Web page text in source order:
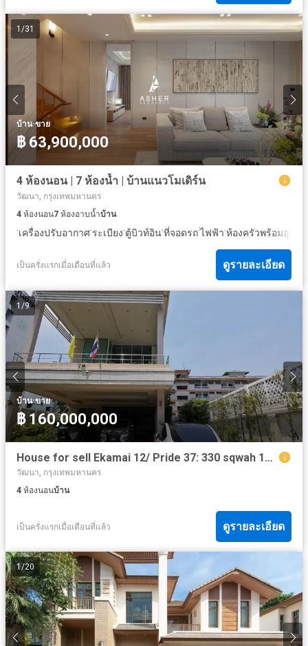
1 /31
บ้าน·ขาย
฿ 63,900,000
4 ห้องนอน | 7 ห้องน้ำ | บ้านแนวโมเดิร์น
วัฒนา, กรุงเทพมหานคร
4 ห้องนอน7 ห้องอาบน้ำบ้าน
·เครื่องปรับอากาศ·ระเบียง·ตู้บิวท์อิน·ที่จอดรถ·ไฟฟ้า·ห้องครัวพร้อมอุปก
เป็นครั่งแรกเมื่อเดือนที่แล้ว ดูรายละเอียด
1 /9
บ้าน·ขาย
฿ 160,000,000
House for sell Ekamai 12/ Pride 37: 330 sqwah 160,000,000 Am: 065619----
วัฒนา, กรุงเทพมหานคร
4 ห้องนอนบ้าน
เป็นครั่งแรกเมื่อเดือนที่แล้ว ดูรายละเอียด
1/20